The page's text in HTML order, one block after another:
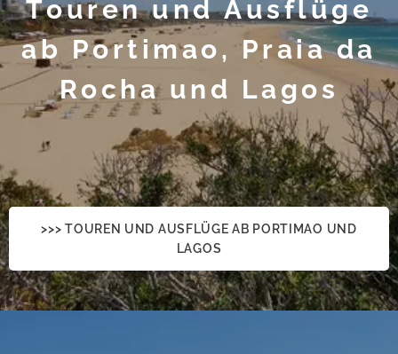
Touren und Ausflüge
ab Portimao, Praia da
Rocha und Lagos
>>> TOUREN UND AUSFLÜGE AB PORTIMAO UND
LAGOS